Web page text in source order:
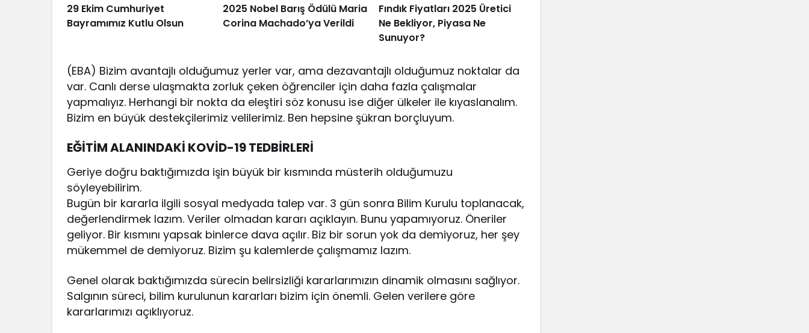
29 Ekim Cumhuriyet
Bayramımız Kutlu Olsun
2025 Nobel Barış Ödülü Maria
Corina Machado’ya Verildi
Fındık Fiyatları 2025 Üretici
Ne Bekliyor, Piyasa Ne
Sunuyor?
(EBA) Bizim avantajlı olduğumuz yerler var, ama dezavantajlı olduğumuz noktalar da
var. Canlı derse ulaşmakta zorluk çeken öğrenciler için daha fazla çalışmalar
yapmalıyız. Herhangi bir nokta da eleştiri söz konusu ise diğer ülkeler ile kıyaslanalım.
Bizim en büyük destekçilerimiz velilerimiz. Ben hepsine şükran borçluyum.
EĞİTİM ALANINDAKİ KOVİD-19 TEDBİRLERİ
Geriye doğru baktığımızda işin büyük bir kısmında müsterih olduğumuzu
söyleyebilirim.
Bugün bir kararla ilgili sosyal medyada talep var. 3 gün sonra Bilim Kurulu toplanacak,
değerlendirmek lazım. Veriler olmadan kararı açıklayın. Bunu yapamıyoruz. Öneriler
geliyor. Bir kısmını yapsak binlerce dava açılır. Biz bir sorun yok da demiyoruz, her şey
mükemmel de demiyoruz. Bizim şu kalemlerde çalışmamız lazım.
Genel olarak baktığımızda sürecin belirsizliği kararlarımızın dinamik olmasını sağlıyor.
Salgının süreci, bilim kurulunun kararları bizim için önemli. Gelen verilere göre
kararlarımızı açıklıyoruz.